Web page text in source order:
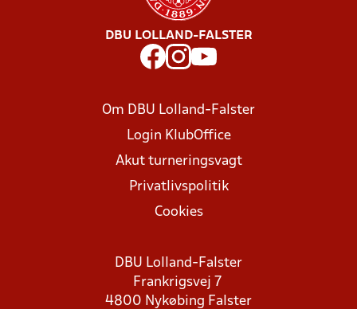
DBU LOLLAND-FALSTER
Om DBU Lolland-Falster
Login KlubOffice
Akut turneringsvagt
Privatlivspolitik
Cookies
DBU Lolland-Falster
Frankrigsvej 7
4800 Nykøbing Falster